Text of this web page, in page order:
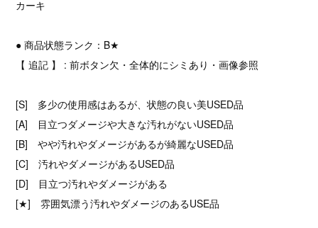
カーキ
● 商品状態ランク：B★
【 追記 】 : 前ボタン欠・全体的にシミあり・画像参照
[S] 多少の使用感はあるが、状態の良い美USED品
[A] 目立つダメージや大きな汚れがないUSED品
[B] やや汚れやダメージがあるが綺麗なUSED品
[C] 汚れやダメージがあるUSED品
[D] 目立つ汚れやダメージがある
[★] 雰囲気漂う汚れやダメージのあるUSE品